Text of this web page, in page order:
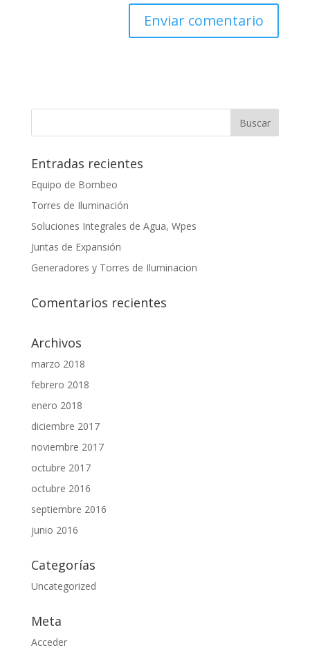
Entradas recientes
Equipo de Bombeo
Torres de Iluminación
Soluciones Integrales de Agua, Wpes
Juntas de Expansión
Generadores y Torres de Iluminacion
Comentarios recientes
Archivos
marzo 2018
febrero 2018
enero 2018
diciembre 2017
noviembre 2017
octubre 2017
octubre 2016
septiembre 2016
junio 2016
Categorías
Uncategorized
Meta
Acceder